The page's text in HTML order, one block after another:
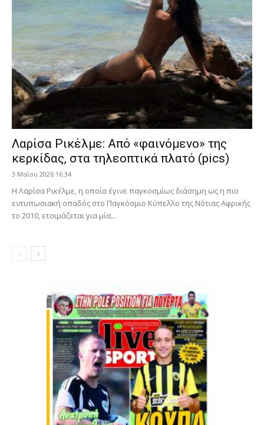
Λαρίσα Ρικέλμε: Από «φαινόμενο» της
κερκίδας, στα τηλεοπτικά πλατό (pics)
3 Μαΐου 2026 16:34
Η Λαρίσα Ρικέλμε, η οποία έγινε παγκοσμίως διάσημη ως η πιο
εντυπωσιακή οπαδός στο Παγκόσμιο Κύπελλο της Νότιας Αφρικής
το 2010, ετοιμάζεται για μία...